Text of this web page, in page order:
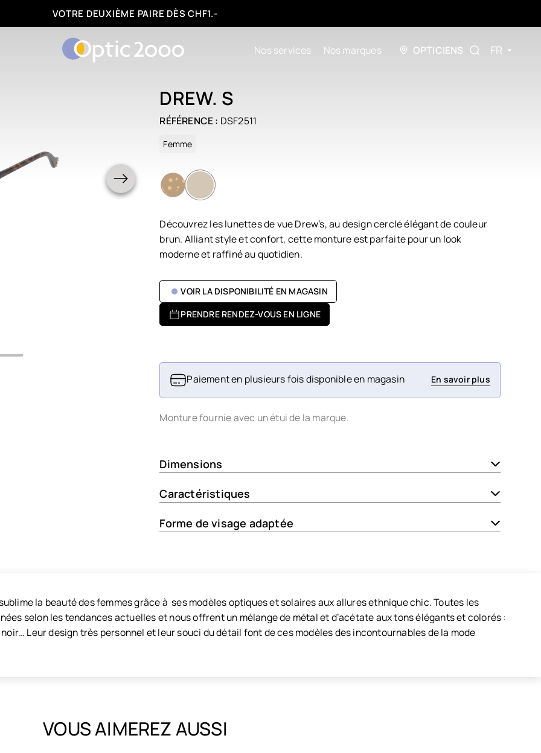
FACILITÉS DE PAIEMENT : 3, 6 OU 12 FOIS
Nos services Nos marques OPTICIENS FR
DREW. S
RÉFÉRENCE : DSF2511
Femme
Découvrez les lunettes de vue Drew’s, au design cerclé élégant de couleur
brun. Alliant style et confort, cette monture est parfaite pour un look
moderne et raffiné au quotidien.
VOIR LA DISPONIBILITÉ EN MAGASIN
PRENDRE RENDEZ-VOUS EN LIGNE
Paiement en plusieurs fois disponible en magasin En savoir plus
Monture fournie avec un étui de la marque.
Dimensions
Caractéristiques
Forme de visage adaptée
sublime la beauté des femmes grâce à ses modèles optiques et solaires aux allures ethnique chic. Toutes les
selon les tendances actuelles et nous offrent un mélange de métal et d’acétate aux tons élégants et colorés :
Leur design très personnel et leur souci du détail font de ces modèles des incontournables de la mode
VOUS AIMEREZ AUSSI